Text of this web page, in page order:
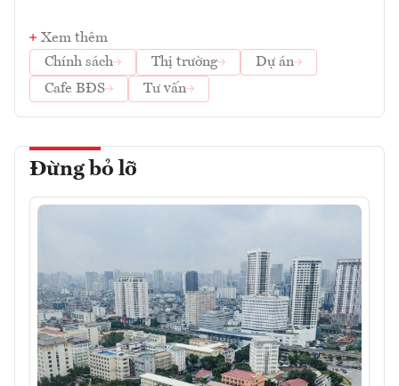
Xem thêm
Chính sách
Thị trường
Dự án
Cafe BĐS
Tư vấn
Đừng bỏ lỡ